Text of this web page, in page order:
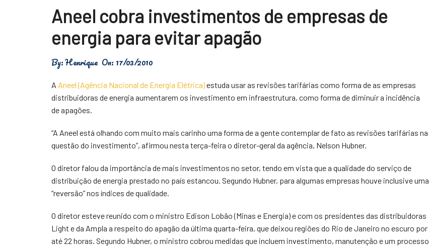
Energia
Física
Meio Ambiente
Saúde
Tecnologia
Aneel cobra investimentos de empresas de
energia para evitar apagão
By:Henrique On: 17/03/2010
A Aneel (Agência Nacional de Energia Elétrica)estuda usar as revisões tarifárias como forma de as empresas
distribuidoras de energia aumentarem os investimento em infraestrutura, como forma de diminuir a incidência
de apagões.
“A Aneel está olhando com muito mais carinho uma forma de a gente contemplar de fato as revisões tarifárias na
questão do investimento”, afirmou nesta terça-feira o diretor-geral da agência, Nelson Hubner.
O diretor falou da importância de mais investimentos no setor, tendo em vista que a qualidade do serviço de
distribuição de energia prestado no país estancou. Segundo Hubner, para algumas empresas houve inclusive uma
“reversão” nos índices de qualidade.
O diretor esteve reunido com o ministro Edison Lobão (Minas e Energia) e com os presidentes das distribuidoras
Light e da Ampla a respeito do apagão da última quarta-feira, que deixou regiões do Rio de Janeiro no escuro por
até 22 horas. Segundo Hubner, o ministro cobrou medidas que incluem investimento, manutenção e um processo